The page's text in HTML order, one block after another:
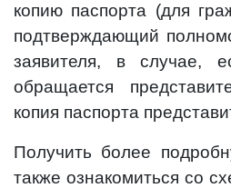
копию паспорта (для
подтверждающий
заявителя, в случае,
обращается
копия паспорта
Получить более
также ознакомиться со